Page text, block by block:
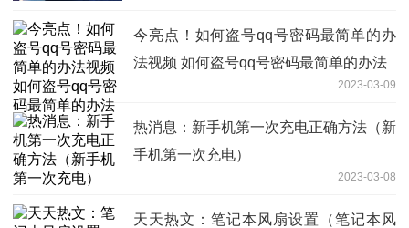
今亮点！如何盗号qq号密码最简单的办
法视频 如何盗号qq号密码最简单的办法
2023-03-09
热消息：新手机第一次充电正确方法（新
手机第一次充电）
2023-03-08
天天热文：笔记本风扇设置（笔记本风